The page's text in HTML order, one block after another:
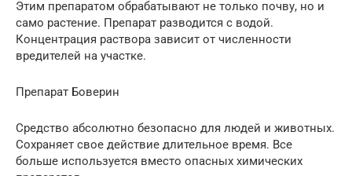
Этим препаратом обрабатывают не только почву, но и
само растение. Препарат разводится с водой.
Концентрация раствора зависит от численности
вредителей на участке.
Препарат Боверин
Средство абсолютно безопасно для людей и животных.
Сохраняет свое действие длительное время. Все
больше используется вместо опасных химических